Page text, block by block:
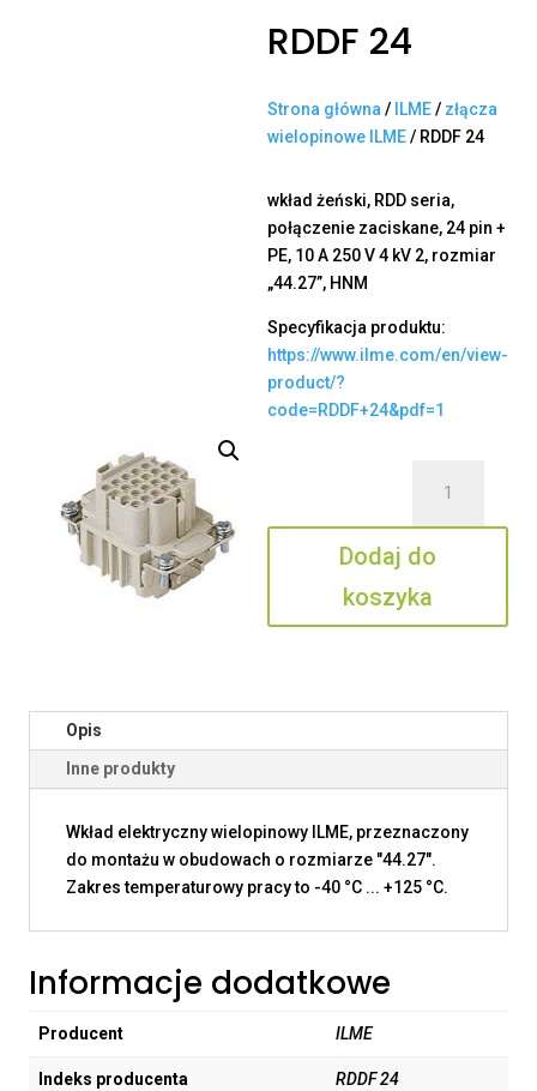
RDDF 24
Strona główna / ILME/ złącza
wielopinowe ILME/ RDDF 24
wkład żeński, RDD seria,
połączenie zaciskane, 24 pin +
PE, 10 A 250 V 4 kV 2, rozmiar
„44.27”, HNM
Specyfikacja produktu:
https://www.ilme.com/en/view-
product/?
code=RDDF+24&pdf=1
RDDF
24
Dodaj do
koszyka
Opis
Inne produkty
Wkład elektryczny wielopinowy ILME, przeznaczony
do montażu w obudowach o rozmiarze "44.27".
Zakres temperaturowy pracy to -40 °C ... +125 °C.
Informacje dodatkowe
Producent ILME
Indeks producenta RDDF 24